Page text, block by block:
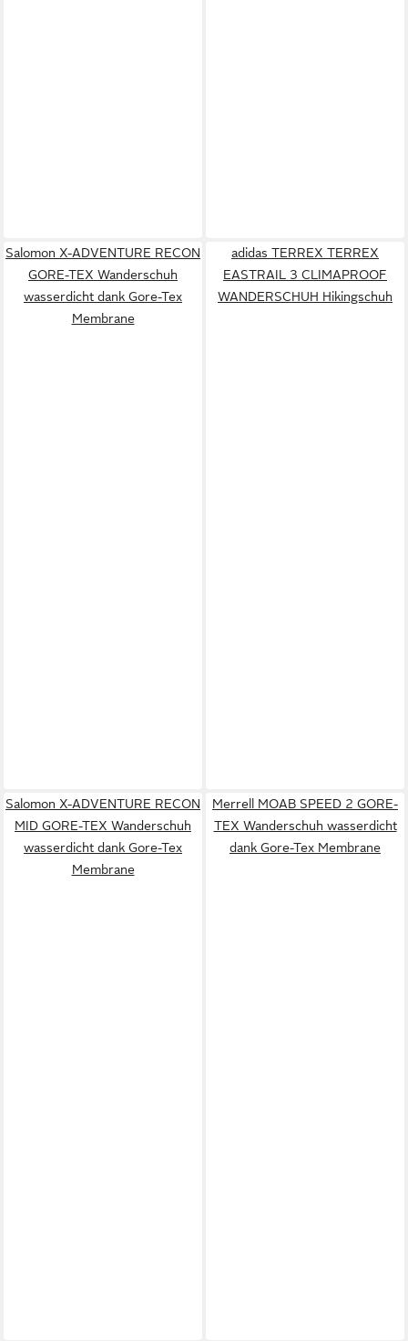
Salomon X-ADVENTURE RECON
GORE-TEX Wanderschuh
wasserdicht dank Gore-Tex
Membrane
adidas TERREX TERREX
EASTRAIL 3 CLIMAPROOF
WANDERSCHUH Hikingschuh
Salomon X-ADVENTURE RECON
MID GORE-TEX Wanderschuh
wasserdicht dank Gore-Tex
Membrane
Merrell MOAB SPEED 2 GORE-
TEX Wanderschuh wasserdicht
dank Gore-Tex Membrane